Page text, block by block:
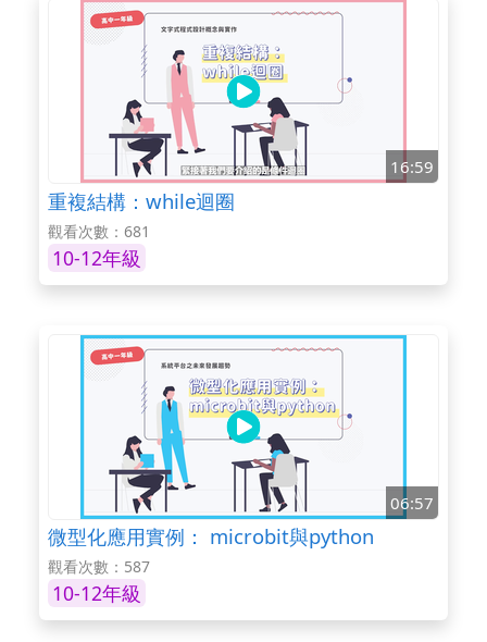
16:59
重複結構：while迴圈
觀看次數：681
10-12年級
06:57
微型化應用實例： microbit與python
觀看次數：587
10-12年級